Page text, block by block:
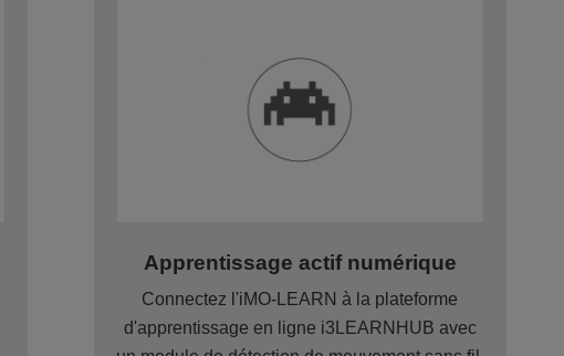
Apprentissage actif numérique
Connectez l'iMO-LEARN à la plateforme
d'apprentissage en ligne i3LEARNHUB avec